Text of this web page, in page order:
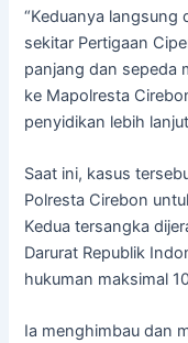
“Keduanya langsung
sekitar Pertigaan
panjang dan sepeda
ke Mapolresta
penyidikan lebih
Saat ini, kasus
Polresta Cirebon
Kedua tersangka
Darurat Republik
hukuman maksimal
Ia menghimbau dan